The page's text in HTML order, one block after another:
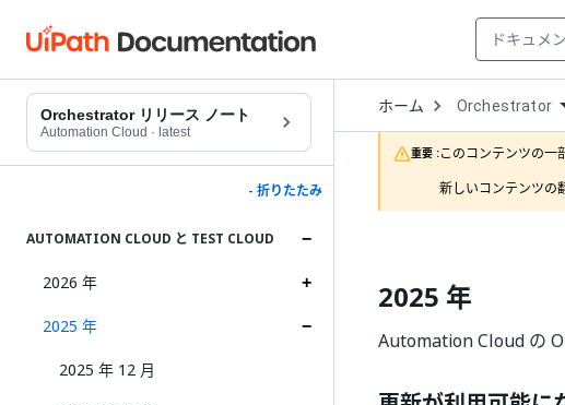
Orchestrator リリース ノート
Automation Cloud · latest
- 折りたたみ
AUTOMATION CLOUD と TEST CLOUD
2026 年
2025 年
2025 年 12 月
ホーム Open
Dropdown
to
choose
product
Orchestrator
重要 :このコンテンツの一
新しいコンテンツの
2025 年
Automation Cloud の